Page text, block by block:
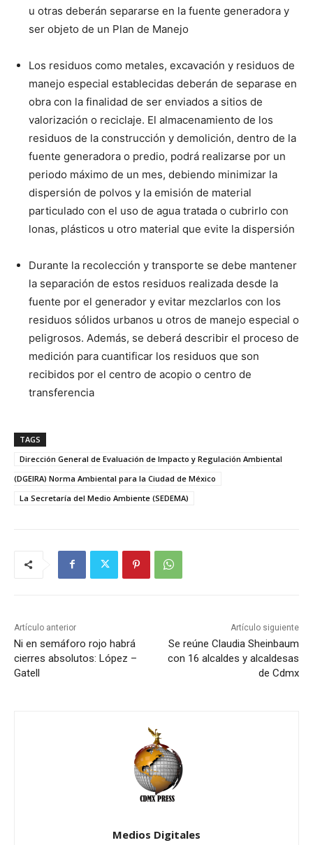
u otras deberán separarse en la fuente generadora y
ser objeto de un Plan de Manejo
Los residuos como metales, excavación y residuos de
manejo especial establecidas deberán de separase en
obra con la finalidad de ser enviados a sitios de
valorización o reciclaje. El almacenamiento de los
residuos de la construcción y demolición, dentro de la
fuente generadora o predio, podrá realizarse por un
periodo máximo de un mes, debiendo minimizar la
dispersión de polvos y la emisión de material
particulado con el uso de agua tratada o cubrirlo con
lonas, plásticos u otro material que evite la dispersión
Durante la recolección y transporte se debe mantener
la separación de estos residuos realizada desde la
fuente por el generador y evitar mezclarlos con los
residuos sólidos urbanos u otros de manejo especial o
peligrosos. Además, se deberá describir el proceso de
medición para cuantificar los residuos que son
recibidos por el centro de acopio o centro de
transferencia
TAGS
Dirección General de Evaluación de Impacto y Regulación Ambiental
(DGEIRA) Norma Ambiental para la Ciudad de México
La Secretaría del Medio Ambiente (SEDEMA)
Artículo anterior
Ni en semáforo rojo habrá
cierres absolutos: López –
Gatell
Artículo siguiente
Se reúne Claudia Sheinbaum
con 16 alcaldes y alcaldesas
de Cdmx
Medios Digitales